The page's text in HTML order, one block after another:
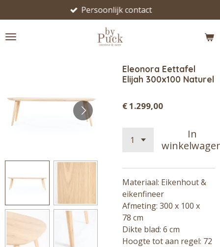
direct
naar
Persoonlijk contact
Eleonora Eettafel
Elijah 300x100 Naturel
€ 1.299,00
In
Materiaal: Eikenhout &
eikenfineer
Afmeting: 300 x 100 x
78 cm
Dikte blad: 6 cm
Hoogte tot aan regel: 72